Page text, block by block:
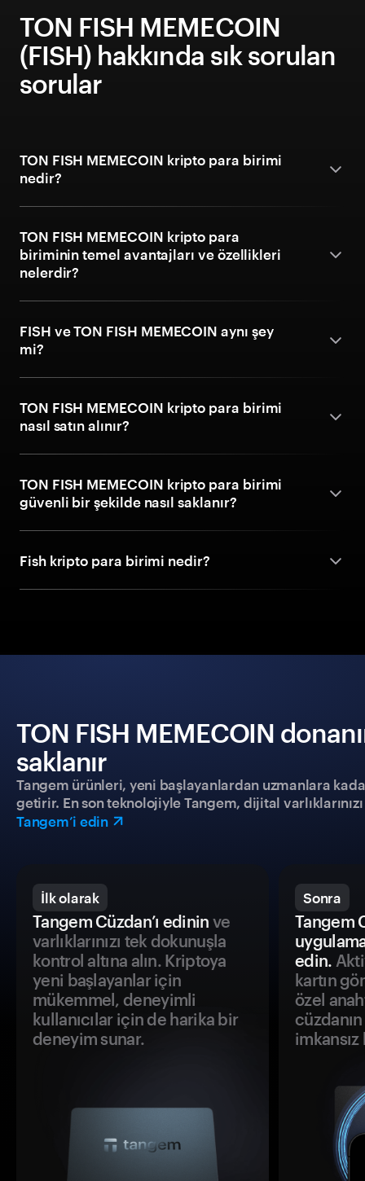
TON FISH MEMECOIN
(FISH) hakkında sık sorulan
sorular
TON FISH MEMECOIN kripto para birimi
nedir?
TON FISH MEMECOIN kripto para
biriminin temel avantajları ve özellikleri
nelerdir?
FISH ve TON FISH MEMECOIN aynı şey
mi?
TON FISH MEMECOIN kripto para birimi
nasıl satın alınır?
TON FISH MEMECOIN kripto para birimi
güvenli bir şekilde nasıl saklanır?
Fish kripto para birimi nedir?
TON FISH MEMECOIN
saklanır
Tangem ürünleri, yeni başlayanlardan uzmanlara
getirir. En son teknolojiyle Tangem, dijital
Tangem’i edin
İlk olarak
Tangem Cüzdan’ı edinin ve
varlıklarınızı tek dokunuşla
kontrol altına alın. Kriptoya
yeni başlayanlar için
mükemmel, deneyimli
kullanıcılar için de harika bir
deneyim sunar.
Sonra
Tangem
edin.
kartın
özel